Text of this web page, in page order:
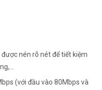
nén rõ nét để tiết kiệm
(với đầu vào 80Mbps và